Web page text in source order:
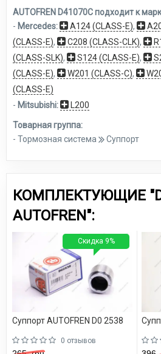
AUTOFREN D41070C подходит к
- Mercedes: A124 (CLASS-E),
(CLASS-E), C208 (CLASS-CLK),
(CLASS-SLK), S124 (CLASS-E),
(CLASS-E), W201 (CLASS-C),
(CLASS-E)
- Mitsubishi: L200
Товарная группа:
- Тормозная система
Суппорт
КОМПЛЕКТУЮЩИЕ
AUTOFREN":
Суппорт AUTOFREN D0 2538
0 отзывов
Скидка 9%